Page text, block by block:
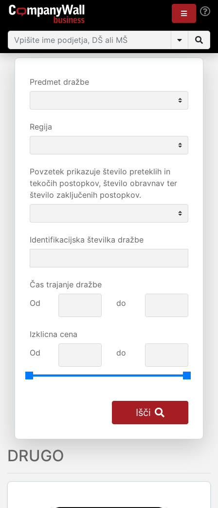
Predmet dražbe
Regija
Povzetek prikazuje število preteklih in
tekočih postopkov, število obravnav ter
število zaključenih postopkov.
Identifikacijska številka dražbe
Čas trajanje dražbe
Od
do
Izklicna cena
Od
do
Išči
DRUGO